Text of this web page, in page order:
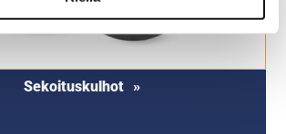
Sekoituskulhot